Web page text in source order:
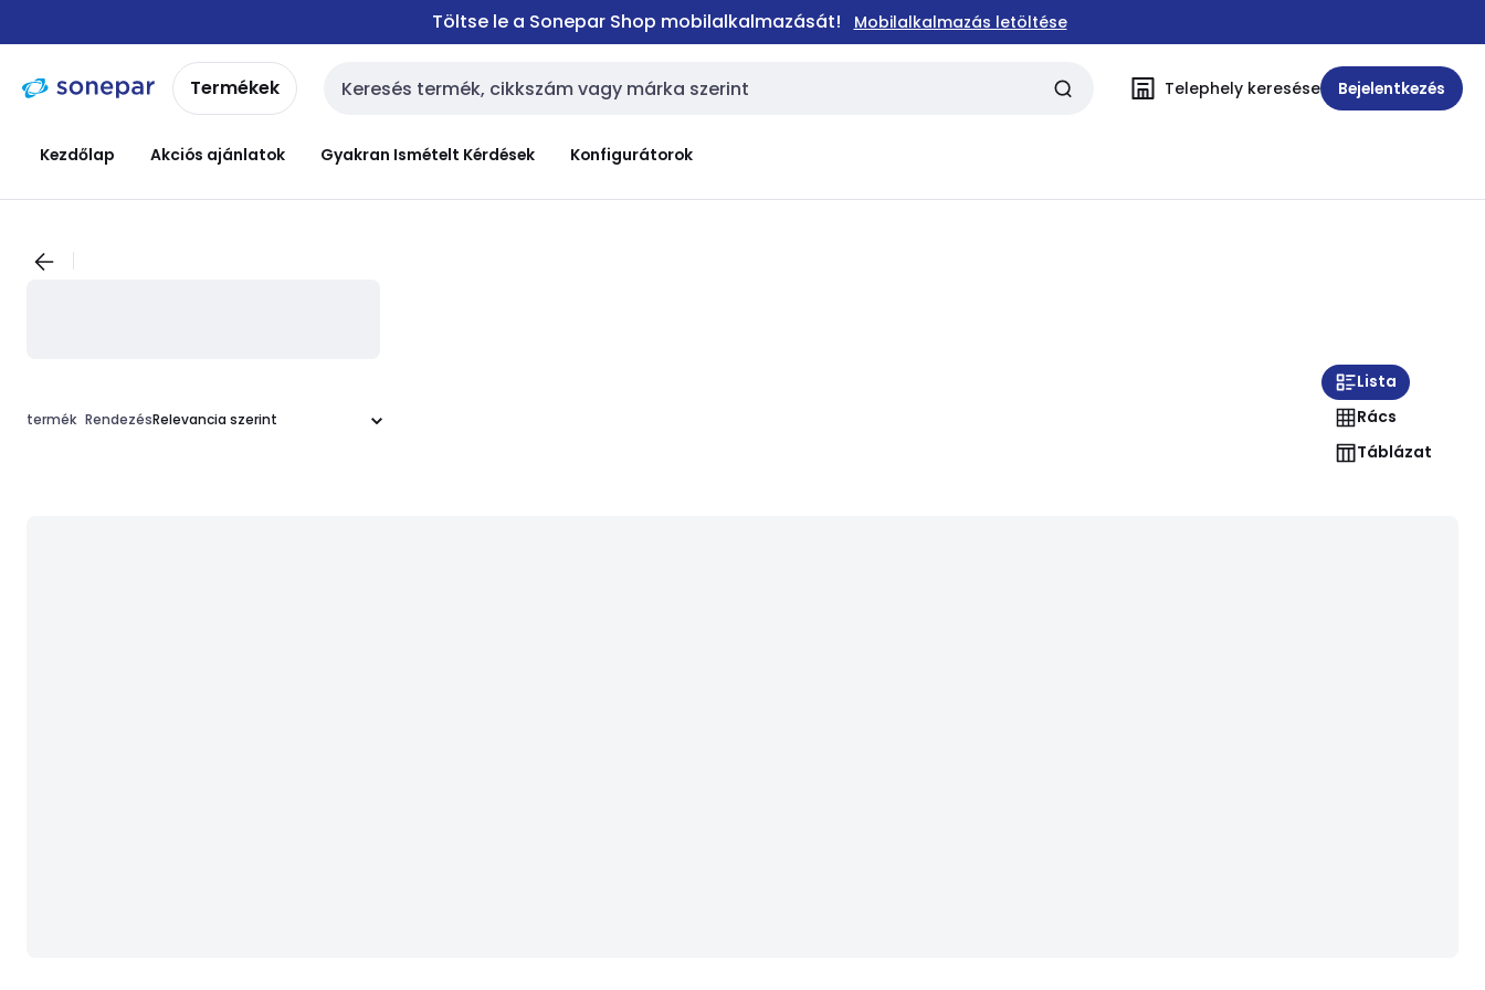
navigációhoztartalomra
Töltse le a Sonepar Shop mobilalkalmazását! Mobilalkalmazás letöltése
Termékek Keresési bemenet Telephely keresése Bejelentkezés
Kezdőlap Akciós ajánlatok Gyakran Ismételt Kérdések Konfigurátorok
termék Rendezés
Lista
Rács
Táblázat